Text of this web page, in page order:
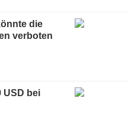
die
verboten
USD bei